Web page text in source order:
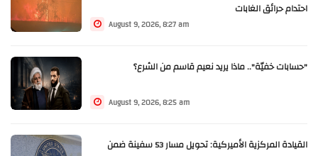
احتدام حرائق الغابات
August 9, 2026, 8:27 am
"حسابات خفيّة".. ماذا يريد نعيم قاسم من الشرع؟
August 9, 2026, 8:25 am
القيادة المركزية الأميركية: تحويل مسار 53 سفينة ضمن